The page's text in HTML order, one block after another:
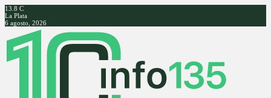
13.8 C
La Plata
6 agosto, 2026
Facebook
Twitter
Instagram
Youtube